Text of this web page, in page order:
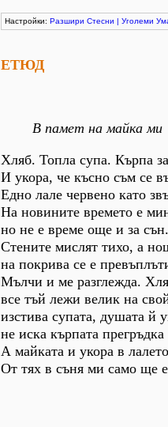
Настройки: Разшири Стесни | Уголеми
ЕТЮД
В памет на майка ми
Хляб. Топла супа. Кърпа
И укора, че късно съм се
Едно лале червено като
На новините времето е
но не е време още и за сън.
Стените мислят тихо, а
на покрива се е
Мълчи и ме разглежда.
все тъй лежи велик на
изстива супата, душата й
не иска кърпата
А майката и укора в
От тях в съня ми само ще